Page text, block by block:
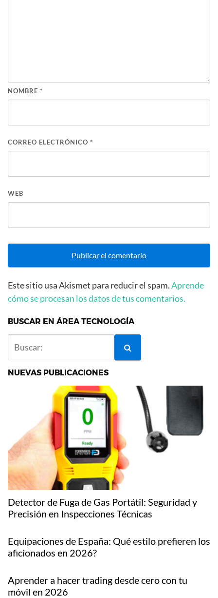
NOMBRE *
CORREO ELECTRÓNICO *
WEB
Este sitio usa Akismet para reducir el spam.Aprende
cómo se procesan los datos de tus comentarios.
BUSCAR EN ÁREA TECNOLOGÍA
NUEVAS PUBLICACIONES
Detector de Fuga de Gas Portátil: Seguridad y
Precisión en Inspecciones Técnicas
Equipaciones de España: Qué estilo prefieren los
aficionados en 2026?
Aprender a hacer trading desde cero con tu
móvil en 2026